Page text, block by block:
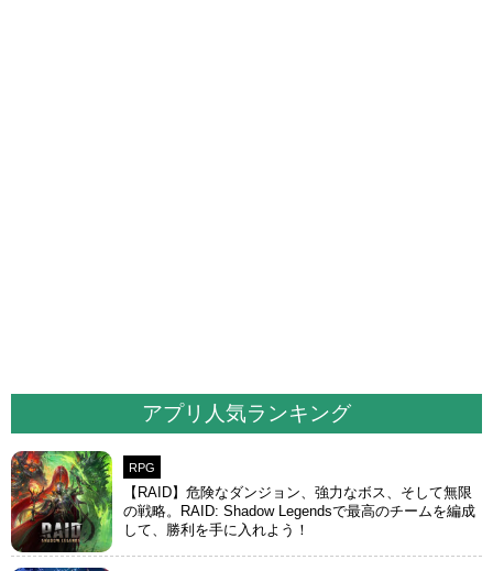
アプリ人気ランキング
RPG
【RAID】危険なダンジョン、強力なボス、そして無限
の戦略。RAID: Shadow Legendsで最高のチームを編成
して、勝利を手に入れよう！